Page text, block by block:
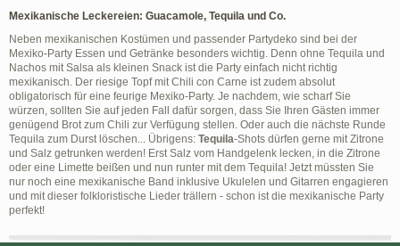
Mexikanische Leckereien: Guacamole, Tequila und Co.
Neben mexikanischen Kostümen und passender Partydeko sind bei der
Mexiko-Party Essen und Getränke besonders wichtig. Denn ohne Tequila und
Nachos mit Salsa als kleinen Snack ist die Party einfach nicht richtig
mexikanisch. Der riesige Topf mit Chili con Carne ist zudem absolut
obligatorisch für eine feurige Mexiko-Party. Je nachdem, wie scharf Sie
würzen, sollten Sie auf jeden Fall dafür sorgen, dass Sie Ihren Gästen immer
genügend Brot zum Chili zur Verfügung stellen. Oder auch die nächste Runde
Tequila zum Durst löschen... Übrigens: Tequila-Shots dürfen gerne mit Zitrone
und Salz getrunken werden! Erst Salz vom Handgelenk lecken, in die Zitrone
oder eine Limette beißen und nun runter mit dem Tequila! Jetzt müssten Sie
nur noch eine mexikanische Band inklusive Ukulelen und Gitarren engagieren
und mit dieser folkloristische Lieder trällern - schon ist die mexikanische Party
perfekt!